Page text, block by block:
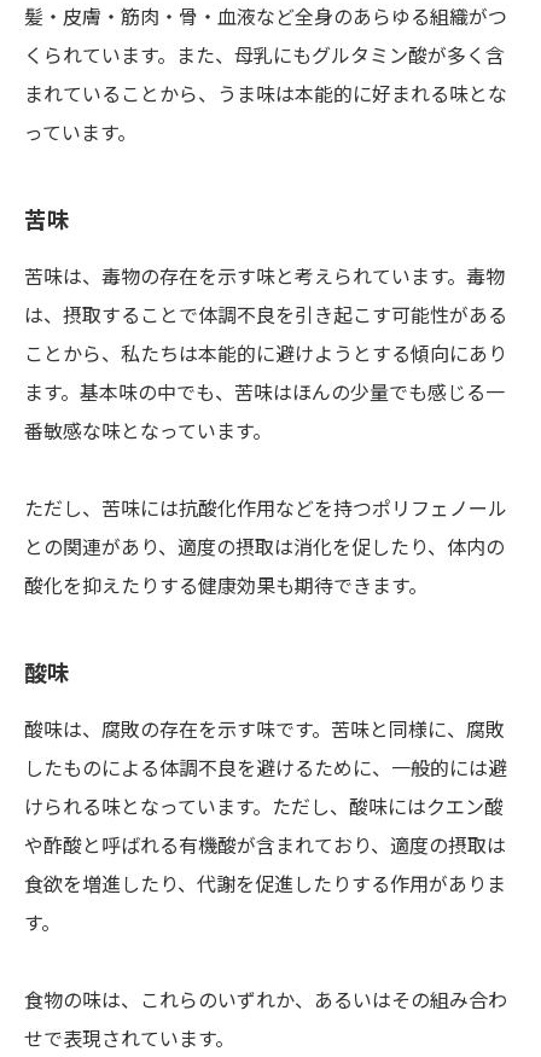
髪・皮膚・筋肉・骨・血液など全身のあらゆる組織がつ
くられています。また、母乳にもグルタミン酸が多く含
まれていることから、うま味は本能的に好まれる味とな
っています。
苦味
苦味は、毒物の存在を示す味と考えられています。毒物
は、摂取することで体調不良を引き起こす可能性がある
ことから、私たちは本能的に避けようとする傾向にあり
ます。基本味の中でも、苦味はほんの少量でも感じる一
番敏感な味となっています。
ただし、苦味には抗酸化作用などを持つポリフェノール
との関連があり、適度の摂取は消化を促したり、体内の
酸化を抑えたりする健康効果も期待できます。
酸味
酸味は、腐敗の存在を示す味です。苦味と同様に、腐敗
したものによる体調不良を避けるために、一般的には避
けられる味となっています。ただし、酸味にはクエン酸
や酢酸と呼ばれる有機酸が含まれており、適度の摂取は
食欲を増進したり、代謝を促進したりする作用がありま
す。
食物の味は、これらのいずれか、あるいはその組み合わ
せで表現されています。